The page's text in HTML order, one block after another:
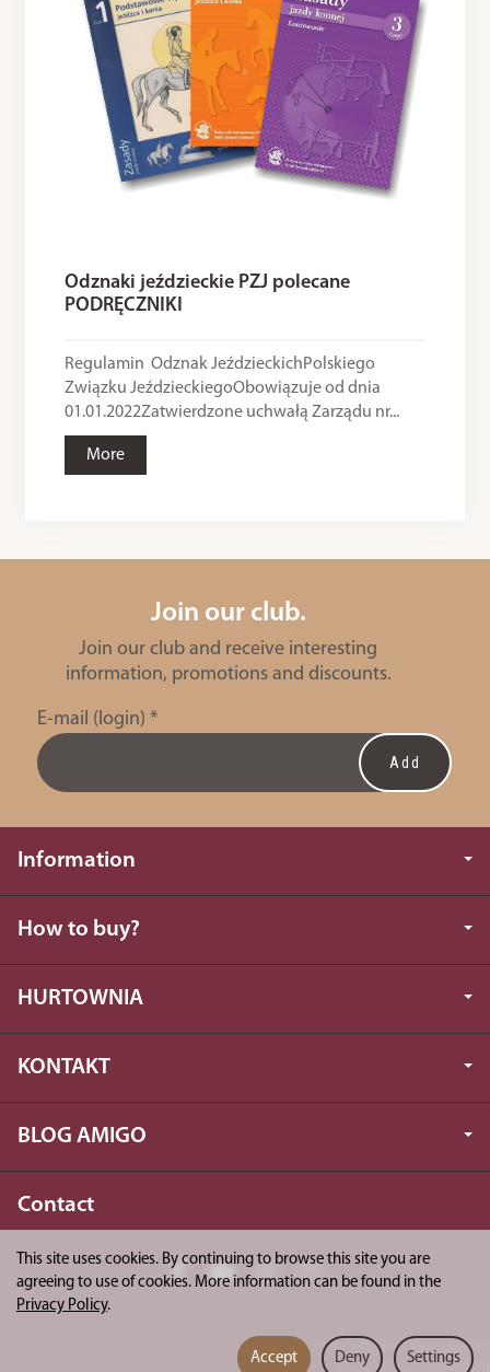
Odznaki jeździeckie PZJ polecane
PODRĘCZNIKI
Regulamin Odznak JeździeckichPolskiego
Związku JeździeckiegoObowiązuje od dnia
01.01.2022Zatwierdzone uchwałą Zarządu nr...
More
Join our club.
Join our club and receive interesting
information, promotions and discounts.
E-mail (login) *
Information
How to buy?
HURTOWNIA
KONTAKT
BLOG AMIGO
Contact
*) incl. VAT excl. shipping costs
Powered by
SOTESHOP AI
This site uses cookies. By continuing to browse this site you are
agreeing to use of cookies. More information can be found in the
Privacy Policy.
Settings
Deny
Accept